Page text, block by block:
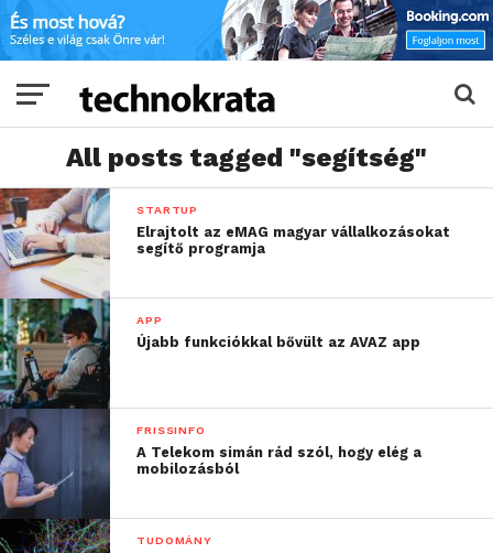
All posts tagged "segítség"
STARTUP
Elrajtolt az eMAG magyar vállalkozásokat
segítő programja
APP
Újabb funkciókkal bővült az AVAZ app
FRISSINFO
A Telekom simán rád szól, hogy elég a
mobilozásból
TUDOMÁNY